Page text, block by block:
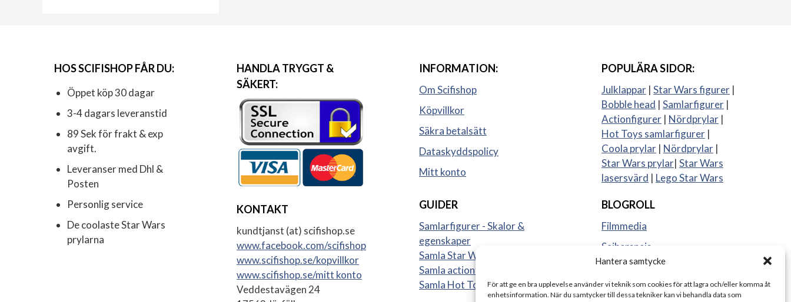
Hantera samtycke
För att ge en bra upplevelse använder vi teknik som cookies för att lagra och/eller komma åt
enhetsinformation. När du samtycker till dessa tekniker kan vi behandla data som
HOS SCIFISHOP FÅR DU:
Öppet köp 30 dagar
3-4 dagars leveranstid
89 Sek för frakt & exp
avgift.
Leveranser med Dhl &
Posten
Personlig service
De coolaste Star Wars
prylarna
HANDLA TRYGGT &
SÄKERT:
KONTAKT
kundtjanst (at) scifishop.se
www.facebook.com/scifishop
www.scifishop.se/kopvillkor
www.scifishop.se/mitt konto
Veddestavägen 24
INFORMATION:
Om Scifishop
Köpvillkor
Säkra betalsätt
Dataskyddspolicy
Mitt konto
GUIDER
Samlarfigurer - Skalor &
egenskaper
Samla Star Wars figurer
Samla actionfigurer
Samla Hot Toys
POPULÄRA SIDOR:
Julklappar | Star Wars figurer |
Bobble head | Samlarfigurer |
Actionfigurer | Nördprylar |
Hot Toys samlarfigurer |
Coola prylar | Nördprylar |
Star Wars prylar| Star Wars
lasersvärd | Lego Star Wars
BLOGROLL
Filmmedia
Sajberspejs
Strange things